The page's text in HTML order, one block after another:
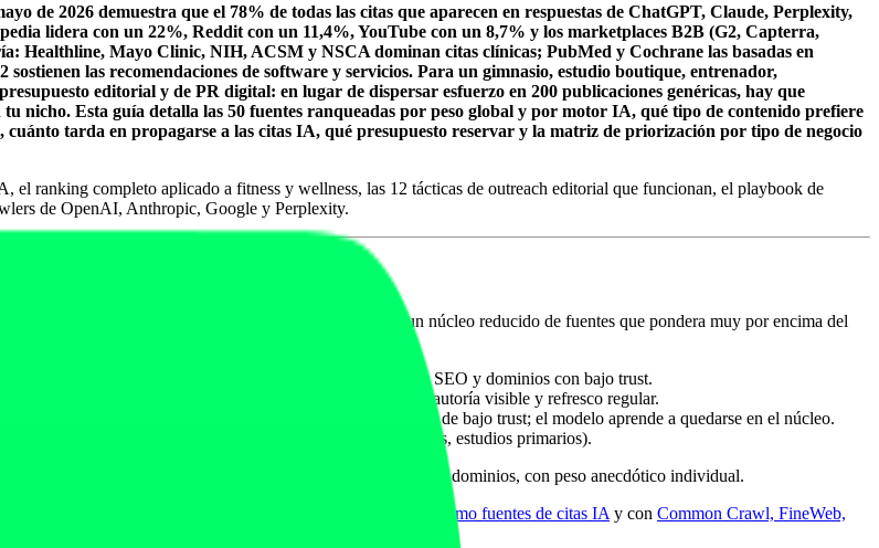
de 2026 demuestra que el 78% de todas las citas que aparecen en respuestas de ChatGPT, Claude, Perplexity,
lidera con un 22%, Reddit con un 11,4%, YouTube con un 8,7% y los marketplaces B2B (G2, Capterra,
Healthline, Mayo Clinic, NIH, ACSM y NSCA dominan citas clínicas; PubMed y Cochrane las basadas en
las recomendaciones de software y servicios. Para un gimnasio, estudio boutique, entrenador,
editorial y de PR digital: en lugar de dispersar esfuerzo en 200 publicaciones genéricas, hay que
nicho. Esta guía detalla las 50 fuentes ranqueadas por peso global y por motor IA, qué tipo de contenido prefiere
tarda en propagarse a las citas IA, qué presupuesto reservar y la matriz de priorización por tipo de negocio
el ranking completo aplicado a fitness y wellness, las 12 tácticas de outreach editorial que funcionan, el playbook de
de OpenAI, Anthropic, Google y Perplexity.
2026
la práctica, cada motor mantiene un "trust graph" con un núcleo reducido de fuentes que pondera muy por encima del
y C4 ya excluyen webs con señales de baja calidad, granjas SEO y dominios con bajo trust.
Gemini, ChatGPT Search) priorizan fuentes con alto trust, autoría visible y refresco regular.
penalizan respuestas que citan fuentes desconocidas o de bajo trust; el modelo aprende a quedarse en el núcleo.
top concentran la información canónica (definiciones, métricas, estudios primarios).
de 50 webs. El otro 22% se reparte entre cientos de miles de dominios, con peso anecdótico individual.
Reddit Answers, YouTube AI Search y UGC como fuentes de citas IAy con Common Crawl, FineWeb,